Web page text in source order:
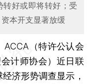
好或即将转好；受
本开支显著放缓
ACCA（特许公认会
计师协会）近日联
济形势调查显示，